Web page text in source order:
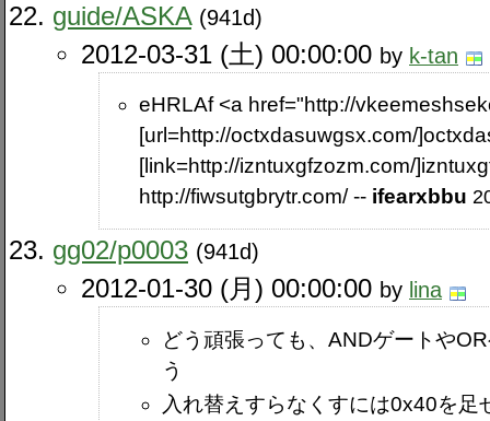
guide​/ASKA (941d)
2012-03-31 (土) 00:00:00 by k-tan
eHRLAf <a href="http://
[url=http://octxdasuwgsx.com/
[link=http://izntuxgfzozm.com/
http://fiwsutgbrytr.com/ -- ifearxbbu
gg02​/p0003 (941d)
2012-01-30 (月) 00:00:00 by lina
どう頑張っても、ANDゲートや
う
入れ替えすらなくすには0x40を